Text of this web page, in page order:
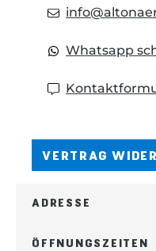
Whatsapp
VERTRAG
ADRESSE
ÖFFNUNGSZEITEN